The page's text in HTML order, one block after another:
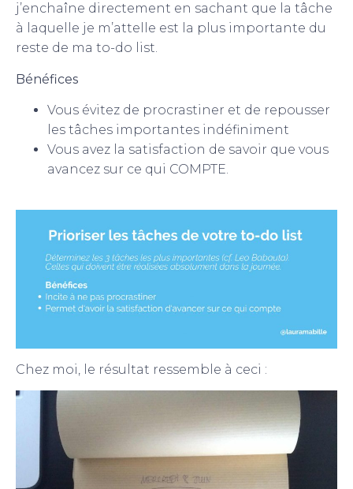
j’enchaîne directement en sachant que la tâche
à laquelle je m’attelle est la plus importante du
reste de ma to-do list.
Bénéfices
Vous évitez de procrastiner et de repousser
les tâches importantes indéfiniment
Vous avez la satisfaction de savoir que vous
avancez sur ce qui COMPTE.
Chez moi, le résultat ressemble à ceci :